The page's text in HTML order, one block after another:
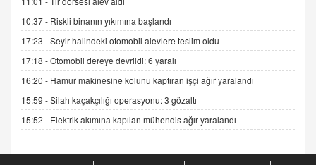
19.07.2025 12:45
GÖNÜL MENEKŞE
Şifacının Yolu
04.11.2025 12:56
AV. RÜMEYSA ÖZKALE
Kira Uyuşmazlıklarında Dava Açmadan Önce
23.09.2023 16:30
10:37 - Riskli binanın yıkımına başlandı
17:23 -Seyir halindeki otomobil alevlere teslim oldu
17:18 -Otomobil dereye devrildi: 6 yaralı
16:20 - Hamur makinesine kolunu kaptıran işçi ağır yaralandı
15:59 -Silah kaçakçılığı operasyonu: 3 gözaltı
15:52 - Elektrik akımına kapılan mühendis ağır yaralandı